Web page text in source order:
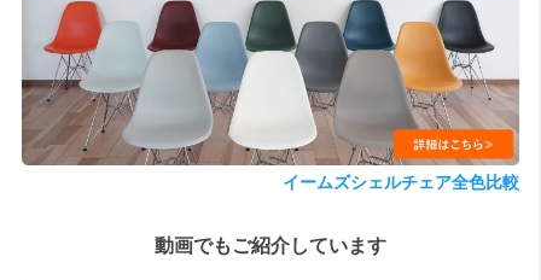
検索
イームズシェルチェア全色比較
動画でもご紹介しています